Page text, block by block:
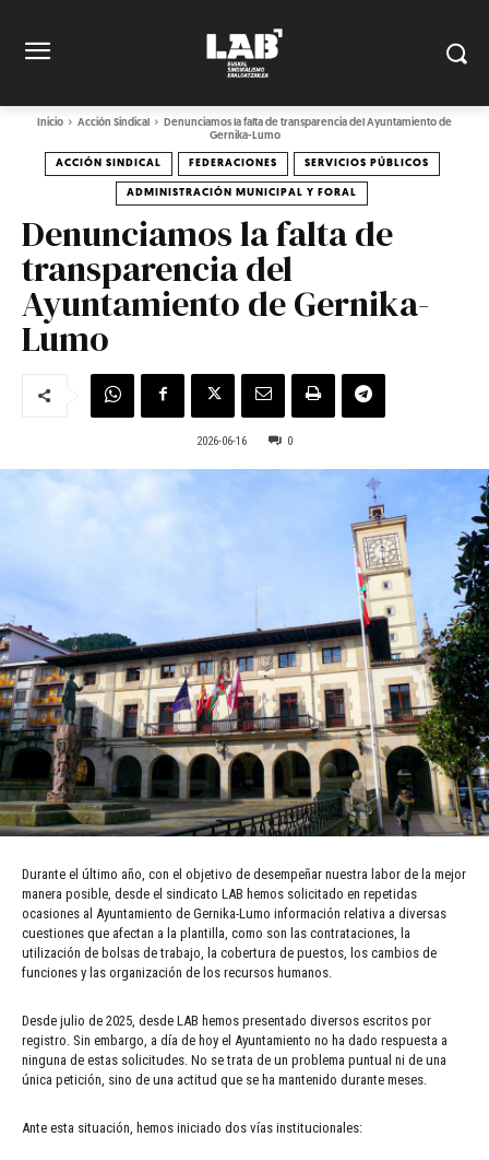
Inicio Acción Sindical
Denunciamos la falta de transparencia del Ayuntamiento de
Gernika-Lumo
ACCIÓN SINDICAL FEDERACIONES SERVICIOS PÚBLICOS
ADMINISTRACIÓN MUNICIPAL Y FORAL
Denunciamos la falta de
transparencia del
Ayuntamiento de Gernika-
Lumo
2026-06-16 0
Durante el último año, con el objetivo de desempeñar nuestra labor de la mejor
manera posible, desde el sindicato LAB hemos solicitado en repetidas
ocasiones al Ayuntamiento de Gernika-Lumo información relativa a diversas
cuestiones que afectan a la plantilla, como son las contrataciones, la
utilización de bolsas de trabajo, la cobertura de puestos, los cambios de
funciones y las organización de los recursos humanos.
Desde julio de 2025, desde LAB hemos presentado diversos escritos por
registro. Sin embargo, a día de hoy el Ayuntamiento no ha dado respuesta a
ninguna de estas solicitudes. No se trata de un problema puntual ni de una
única petición, sino de una actitud que se ha mantenido durante meses.
Ante esta situación, hemos iniciado dos vías institucionales: